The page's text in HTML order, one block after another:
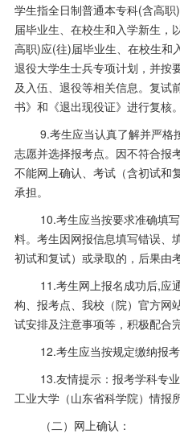
学生指全日制普通本专科(含高职)
届毕业生、在校生和入学新生，
高职)应(往)届毕业生、在校生和
退役大学生士兵专项计划，并按
及入伍、退役等相关信息。复试
书》和《退出现役证》进行复核。
9.考生应当认真了解并严格
志愿并选择报考点。因不符合报
不能网上确认、考试（含初试和
承担。
10.考生应当按要求准确填
料。考生因网报信息填写错误、
初试和复试）或录取的，后果由
11.考生网上报名成功后,应
构、报考点、我校（院）官方网
试安排及注意事项等，积极配合
12.考生应当按规定缴纳报考
13.友情提示：报考学科专业
工业大学（山东省科学院）情报
（二）网上确认：